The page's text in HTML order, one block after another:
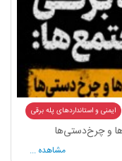
ایمنی و استانداردهای پله برقی
و چرخ‌دستی‌ها
مشاهده ...